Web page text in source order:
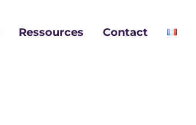
Ressources Contact